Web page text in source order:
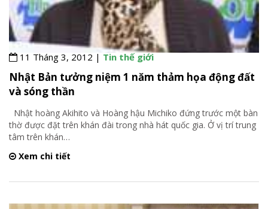
11 Tháng 3, 2012 | Tin thế giới
Nhật Bản tưởng niệm 1 năm thảm họa động đất
và sóng thần
Nhật hoàng Akihito và Hoàng hậu Michiko đứng trước một bàn
thờ được đặt trên khán đài trong nhà hát quốc gia. Ở vị trí trung
tâm trên khán…
Xem chi tiết